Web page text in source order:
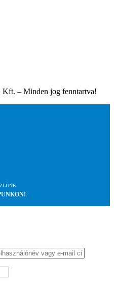
– Minden jog fenntartva!